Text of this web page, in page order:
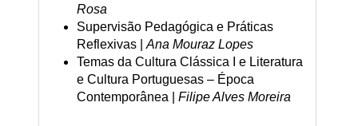
Rosa
Supervisão Pedagógica e Práticas
Reflexivas |Ana Mouraz Lopes
Temas da Cultura Clássica I e Literatura
e Cultura Portuguesas – Época
Contemporânea | Filipe Alves Moreira